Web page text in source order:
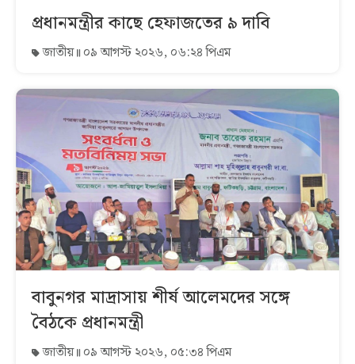
প্রধানমন্ত্রীর কাছে হেফাজতের ৯ দাবি
জাতীয় ০৯ আগস্ট ২০২৬, ০৬:২৪ পিএম
বাবুনগর মাদ্রাসায় শীর্ষ আলেমদের সঙ্গে
বৈঠকে প্রধানমন্ত্রী
জাতীয় ০৯ আগস্ট ২০২৬, ০৫:৩৪ পিএম